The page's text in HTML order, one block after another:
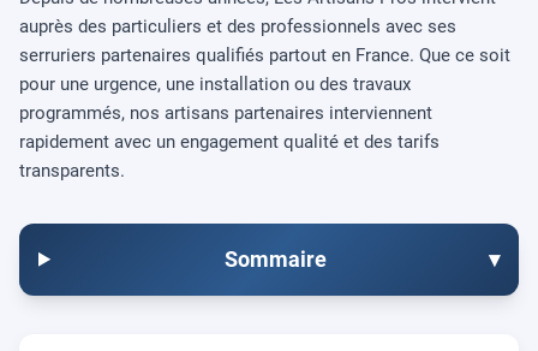
auprès des particuliers et des professionnels avec ses
serruriers partenaires qualifiés partout en France. Que ce soit
pour une urgence, une installation ou des travaux
programmés, nos artisans partenaires interviennent
rapidement avec un engagement qualité et des tarifs
transparents.
Sommaire ▾